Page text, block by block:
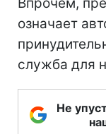
означает
служба для
Не